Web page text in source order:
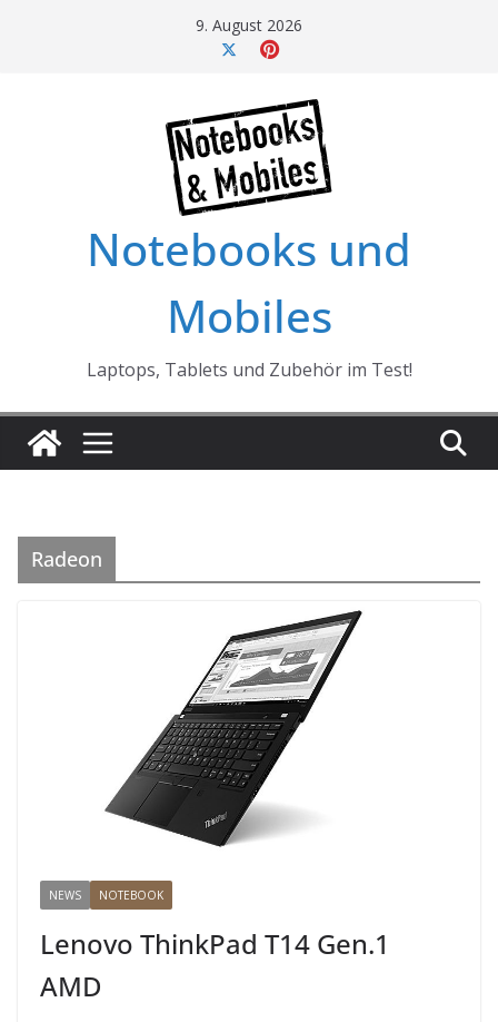
9. August 2026
Notebooks und
Mobiles
Laptops, Tablets und Zubehör im Test!
Radeon
NEWS NOTEBOOK
Lenovo ThinkPad T14 Gen.1
AMD